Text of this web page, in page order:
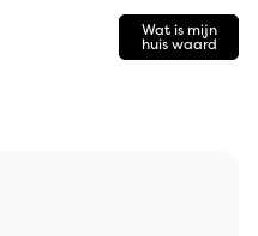
Wat is mijn
huis waard